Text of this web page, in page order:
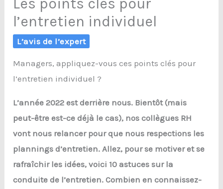
l’entretien individuel
L’avis de l’expert
Managers, appliquez-vous ces points clés pour
l’entretien individuel ?
L’année 2022 est derrière nous. Bientôt (mais
peut-être est-ce déjà le cas), nos collègues RH
vont nous relancer pour que nous respections les
plannings d’entretien. Allez, pour se motiver et se
rafraîchir les idées, voici 10 astuces sur la
conduite de l’entretien. Combien en connaissez-